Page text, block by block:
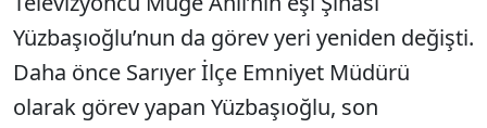
Yüzbaşıoğlu’nun da görev yeri yeniden değişti.
Daha önce Sarıyer İlçe Emniyet Müdürü
olarak görev yapan Yüzbaşıoğlu, son